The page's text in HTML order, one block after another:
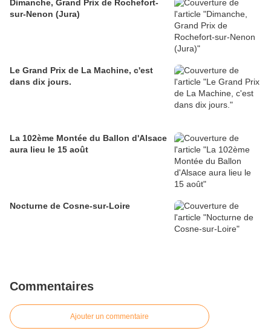
Dimanche, Grand Prix de Rochefort-
sur-Nenon (Jura)
Le Grand Prix de La Machine, c'est
dans dix jours.
La 102ème Montée du Ballon d'Alsace
aura lieu le 15 août
Nocturne de Cosne-sur-Loire
Commentaires
Ajouter un commentaire